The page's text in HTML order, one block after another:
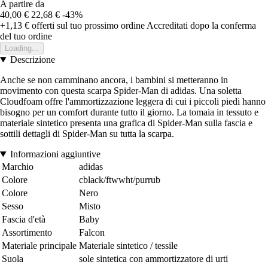
A partire da
40,00 € 22,68 € -43%
+1,13 € offerti sul tuo prossimo ordine Accreditati dopo la conferma
del tuo ordine
Loading...
Descrizione
Anche se non camminano ancora, i bambini si metteranno in
movimento con questa scarpa Spider-Man di adidas. Una soletta
Cloudfoam offre l'ammortizzazione leggera di cui i piccoli piedi hanno
bisogno per un comfort durante tutto il giorno. La tomaia in tessuto e
materiale sintetico presenta una grafica di Spider-Man sulla fascia e
sottili dettagli di Spider-Man su tutta la scarpa.
Informazioni aggiuntive
Marchio
adidas
Colore
cblack/ftwwht/purrub
Colore
Nero
Sesso
Misto
Fascia d'età
Baby
Assortimento
Falcon
Materiale principale Materiale sintetico / tessile
Suola
sole sintetica con ammortizzatore di urti